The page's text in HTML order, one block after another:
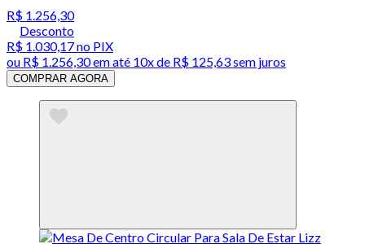
R$ 1.256,30
Desconto
R$ 1.030,17no PIX
ou R$ 1.256,30em até 10x de R$ 125,63 sem juros
COMPRAR AGORA